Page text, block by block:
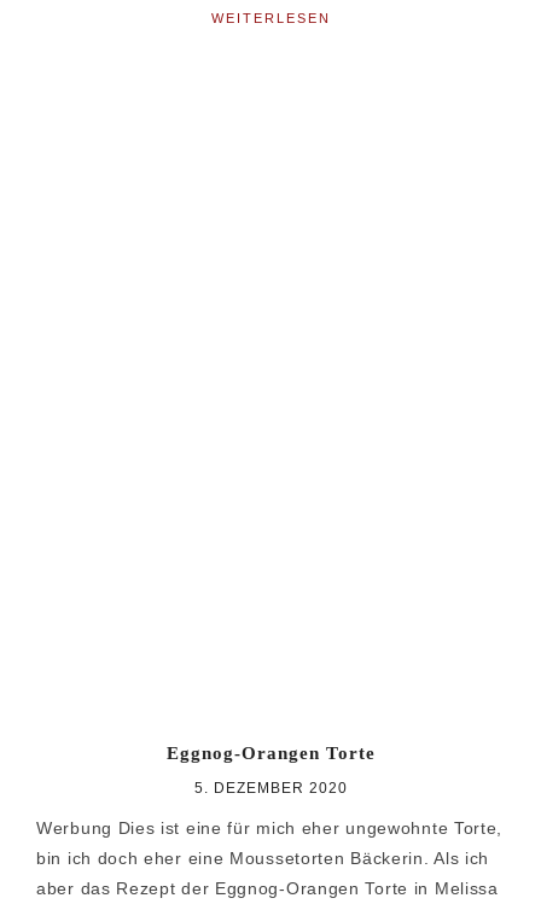
WEITERLESEN
Eggnog-Orangen Torte
5. DEZEMBER 2020
Werbung Dies ist eine für mich eher ungewohnte Torte,
bin ich doch eher eine Moussetorten Bäckerin. Als ich
aber das Rezept der Eggnog-Orangen Torte in Melissa